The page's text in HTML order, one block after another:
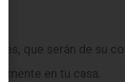
que serán de su
en tu casa.